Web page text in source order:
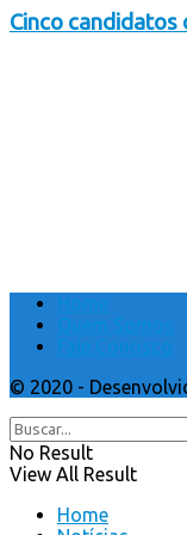
Cinco
Home
Quem Somos
Fale Conosco
© 2020 -
No Result
View All Result
Home